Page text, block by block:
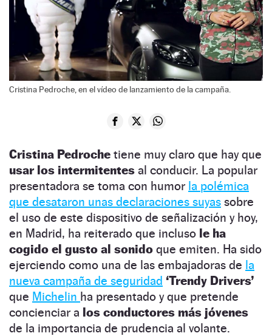
Cristina Pedroche, en el vídeo de lanzamiento de la campaña.
Cristina Pedroche tiene muy claro que hay que
usar los intermitentes al conducir. La popular
presentadora se toma con humor la polémica
que desataron unas declaraciones suyas sobre
el uso de este dispositivo de señalización y hoy,
en Madrid, ha reiterado que incluso le ha
cogido el gusto al sonido que emiten. Ha sido
ejerciendo como una de las embajadoras de la
nueva campaña de seguridad ‘Trendy Drivers’
que Michelin ha presentado y que pretende
concienciar a los conductores más jóvenes
de la importancia de prudencia al volante.